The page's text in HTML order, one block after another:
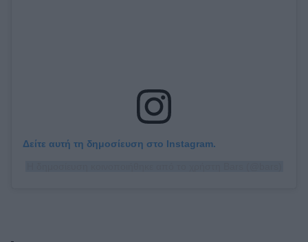
Δείτε αυτή τη δημοσίευση στο Instagram.